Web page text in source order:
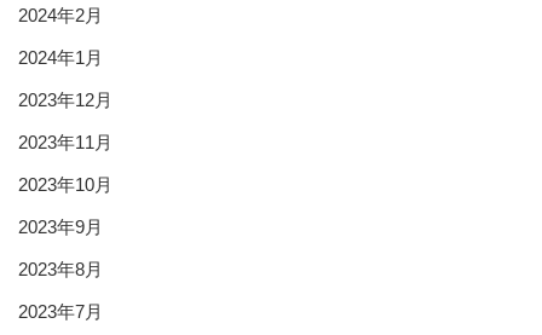
2024年2月
2024年1月
2023年12月
2023年11月
2023年10月
2023年9月
2023年8月
2023年7月